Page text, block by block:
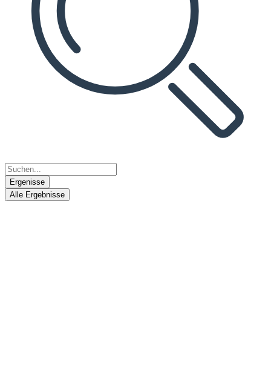
Ergenisse
Alle Ergebnisse